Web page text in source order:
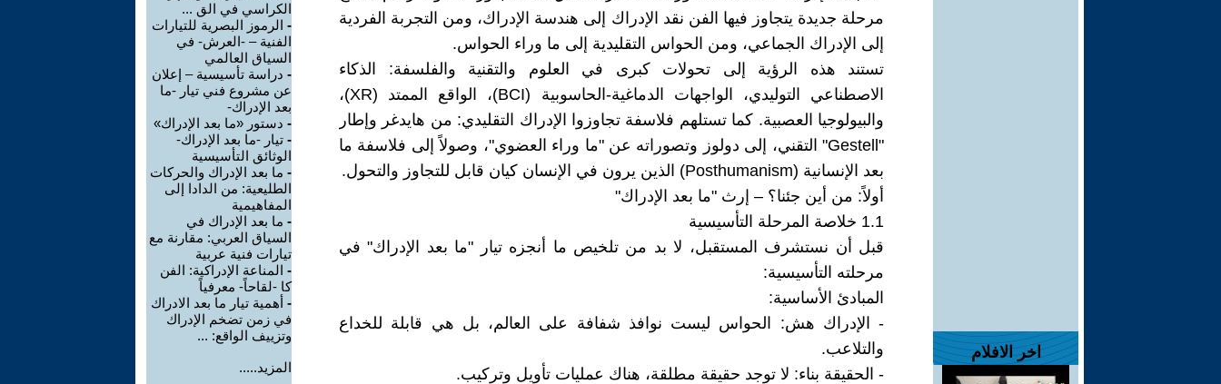
اخر الافلام
مرحلة جديدة يتجاوز فيها الفن نقد الإدراك إلى هندسة الإدراك، ومن التجربة الفردية
إلى الإدراك الجماعي، ومن الحواس التقليدية إلى ما وراء الحواس.
تستند هذه الرؤية إلى تحولات كبرى في العلوم والتقنية والفلسفة: الذكاء
الاصطناعي التوليدي، الواجهات الدماغية-الحاسوبية (BCI)، الواقع الممتد (XR)،
والبيولوجيا العصبية. كما تستلهم فلاسفة تجاوزوا الإدراك التقليدي: من هايدغر وإطار
"Gestell" التقني، إلى دولوز وتصوراته عن "ما وراء العضوي"، وصولاً إلى فلاسفة ما
بعد الإنسانية (Posthumanism) الذين يرون في الإنسان كيان قابل للتجاوز والتحول.
أولاً: من أين جئنا؟ – إرث "ما بعد الإدراك"
1.1 خلاصة المرحلة التأسيسية
قبل أن نستشرف المستقبل، لا بد من تلخيص ما أنجزه تيار "ما بعد الإدراك" في
مرحلته التأسيسية:
المبادئ الأساسية:
- الإدراك هش: الحواس ليست نوافذ شفافة على العالم، بل هي قابلة للخداع
والتلاعب.
- الحقيقة بناء: لا توجد حقيقة مطلقة، هناك عمليات تأويل وتركيب.
الكراسي في الق ...
- الرموز البصرية للتيارات
الفنية – -العرش- في
السياق العالمي
- دراسة تأسيسية – إعلان
عن مشروع فني تيار -ما
بعد الإدراك-
- دستور «ما بعد الإدراك»
- تيار -ما بعد الإدراك-
الوثائق التأسيسية
- ما بعد الإدراك والحركات
الطليعية: من الدادا إلى
المفاهيمية
- ما بعد الإدراك في
السياق العربي: مقارنة مع
تيارات فنية عربية
- المناعة الإدراكية: الفن
كا -لقاحاً- معرفياً
- أهمية تيار ما بعد الادراك
في زمن تضخم الإدراك
وتزييف الواقع: ...
المزيد.....